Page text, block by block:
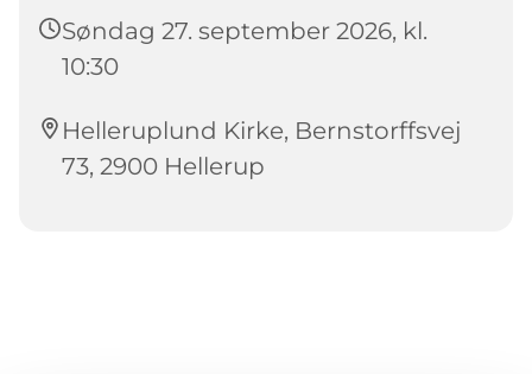
Søndag 27. september 2026, kl.
10:30
Helleruplund Kirke, Bernstorffsvej
73, 2900 Hellerup